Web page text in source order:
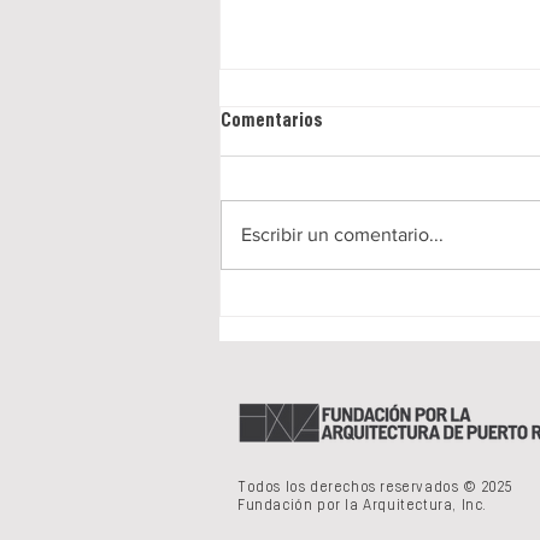
Comentarios
Escribir un comentario...
Todos los derechos reservados © 2025
Fundación por la Arquitectura, Inc.